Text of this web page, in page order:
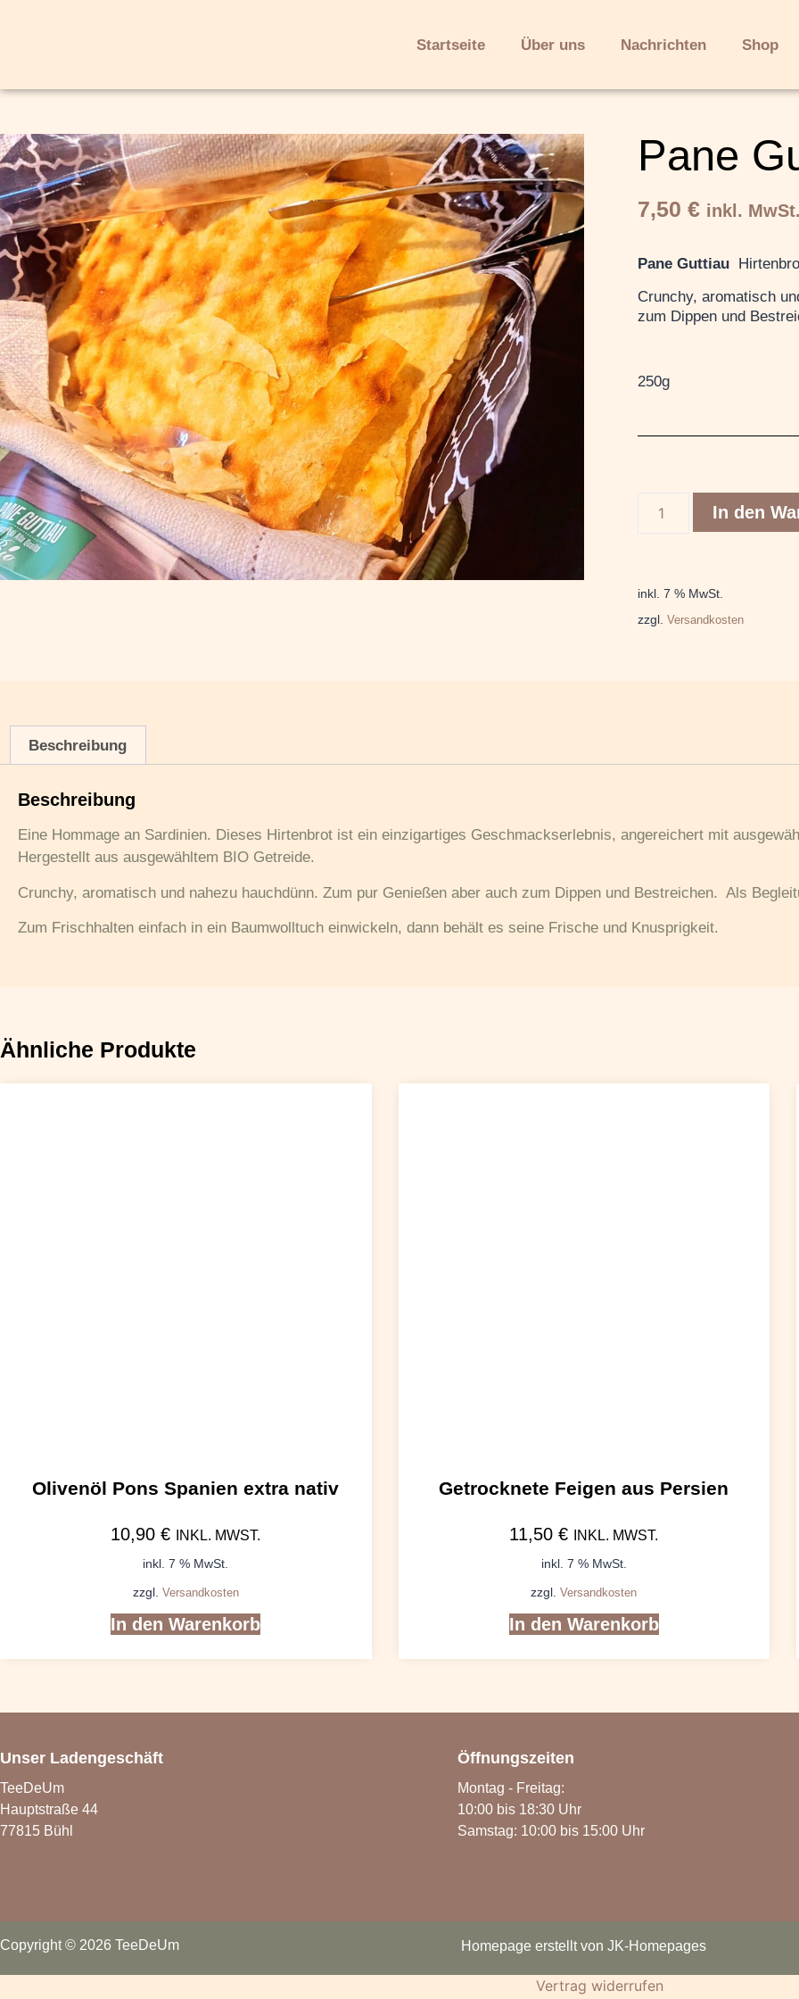
Startseite Über uns Nachrichten Shop
Pane
7,50 € inkl. MwSt.
Pane Guttiau
Crunchy, aromatisch
zum Dippen und
250g
In den
inkl. 7 % MwSt.
zzgl. Versandkosten
Beschreibung
Beschreibung
Eine Hommage an Sardinien. Dieses Hirtenbrot ist ein einzigartiges Geschmackserlebnis, angereichert mit
Hergestellt aus ausgewähltem BIO Getreide.
Crunchy, aromatisch und nahezu hauchdünn. Zum pur Genießen aber auch zum Dippen und Bestreichen. Als
Zum Frischhalten einfach in ein Baumwolltuch einwickeln, dann behält es seine Frische und Knusprigkeit.
Ähnliche Produkte
Olivenöl Pons Spanien extra nativ
10,90€ INKL. MWST.
inkl. 7 % MwSt.
zzgl. Versandkosten
In den Warenkorb
Getrocknete Feigen aus Persien
11,50€ INKL. MWST.
inkl. 7 % MwSt.
zzgl.Versandkosten
In den Warenkorb
Unser Ladengeschäft
TeeDeUm
Hauptstraße 44
77815 Bühl
Öffnungszeiten
Montag - Freitag:
10:00 bis 18:30 Uhr
Samstag: 10:00 bis 15:00 Uhr
Copyright © 2026 TeeDeUm Homepage erstellt von JK-Homepages
Vertrag widerrufen